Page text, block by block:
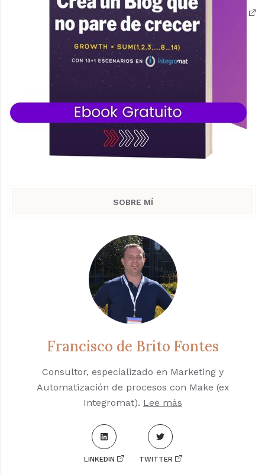
SOBRE MÍ
Francisco de Brito Fontes
Consultor, especializado en Marketing y
Automatización de procesos con Make (ex
Integromat). Lee más
LINKEDIN TWITTER